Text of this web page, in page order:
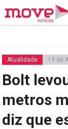
Atualidade 19 de
Bolt
metros
diz que